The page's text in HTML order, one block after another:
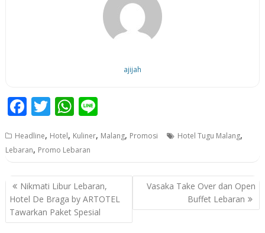
ajijah
F
ac
e
b
o
o
k
T
w
itt
er
W
h
at
s
A
p
p
e
Headline, Hotel, Kuliner, Malang, Promosi Hotel Tugu Malang,
Lebaran, Promo Lebaran
P
o
s
Nikmati Libur Lebaran,
Hotel De Braga by ARTOTEL
Tawarkan Paket Spesial
Vasaka Take Over dan Open
Buffet Lebaran